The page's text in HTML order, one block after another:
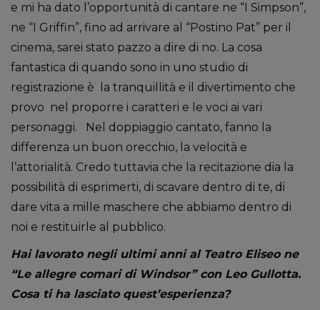
e mi ha dato l’opportunità di cantare ne “I Simpson”,
ne “I Griffin”, fino ad arrivare al “Postino Pat” per il
cinema, sarei stato pazzo a dire di no. La cosa
fantastica di quando sono in uno studio di
registrazione è la tranquillità e il divertimento che
provo nel proporre i caratteri e le voci ai vari
personaggi. Nel doppiaggio cantato, fanno la
differenza un buon orecchio, la velocità e
l’attorialità. Credo tuttavia che la recitazione dia la
possibilità di esprimerti, di scavare dentro di te, di
dare vita a mille maschere che abbiamo dentro di
noi e restituirle al pubblico.
Hai lavorato negli ultimi anni al Teatro Eliseo ne
“Le allegre comari di Windsor” con Leo Gullotta.
Cosa ti ha lasciato quest’esperienza?